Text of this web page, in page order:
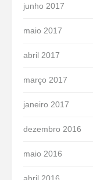
junho 2017
maio 2017
abril 2017
março 2017
janeiro 2017
dezembro 2016
maio 2016